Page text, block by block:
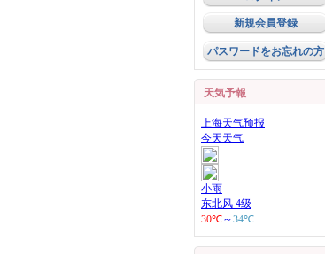
新規会員登録
パスワードをお忘れの方
天気予報